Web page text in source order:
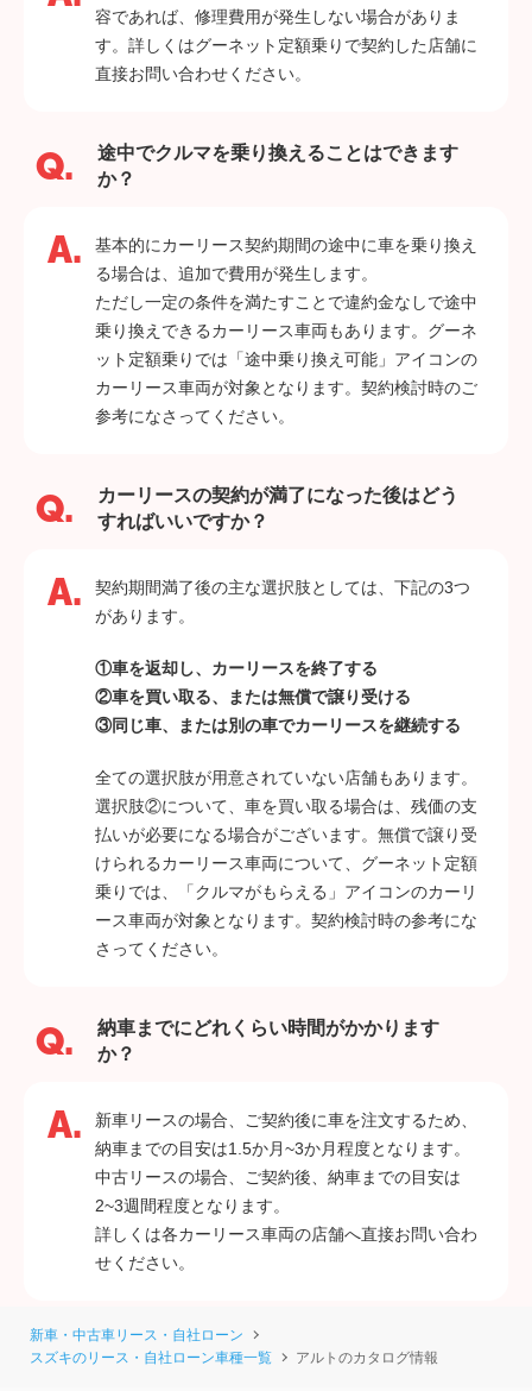
容であれば、修理費用が発生しない場合がありま
す。詳しくはグーネット定額乗りで契約した店舗に
直接お問い合わせください。
途中でクルマを乗り換えることはできます
か？
基本的にカーリース契約期間の途中に車を乗り換え
る場合は、追加で費用が発生します。
ただし一定の条件を満たすことで違約金なしで途中
乗り換えできるカーリース車両もあります。グーネ
ット定額乗りでは「途中乗り換え可能」アイコンの
カーリース車両が対象となります。契約検討時のご
参考になさってください。
カーリースの契約が満了になった後はどう
すればいいですか？
契約期間満了後の主な選択肢としては、下記の3つ
があります。
①車を返却し、カーリースを終了する
②車を買い取る、または無償で譲り受ける
③同じ車、または別の車でカーリースを継続する
全ての選択肢が用意されていない店舗もあります。
選択肢②について、車を買い取る場合は、残価の支
払いが必要になる場合がございます。無償で譲り受
けられるカーリース車両について、グーネット定額
乗りでは、「クルマがもらえる」アイコンのカーリ
ース車両が対象となります。契約検討時の参考にな
さってください。
納車までにどれくらい時間がかかります
か？
新車リースの場合、ご契約後に車を注文するため、
納車までの目安は1.5か月~3か月程度となります。
中古リースの場合、ご契約後、納車までの目安は
2~3週間程度となります。
詳しくは各カーリース車両の店舗へ直接お問い合わ
せください。
新車・中古車リース・自社ローン
スズキのリース・自社ローン車種一覧
アルトのカタログ情報